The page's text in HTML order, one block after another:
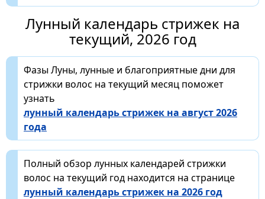
Лунный календарь стрижек на
текущий, 2026 год
Фазы Луны, лунные и благоприятные дни для
стрижки волос на текущий месяц поможет
узнать
лунный календарь стрижек на август 2026
года
Полный обзор лунных календарей стрижки
волос на текущий год находится на странице
лунный календарь стрижек на 2026 год